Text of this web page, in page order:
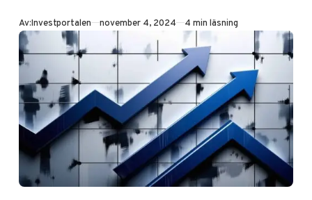
står fast vid
företagets
strategi för
fossilfri
stålproduktion,
trots…
Av:Investportalen Publicerad
november 4, 2024 4 min läsning